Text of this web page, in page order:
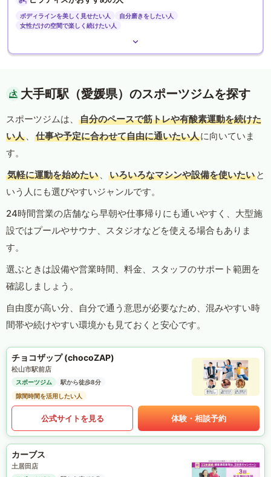
ボディラインを美しく見せたい人
自分磨きをしたい人
女性だけの空間で楽しく続けたい人
大手町駅（愛媛県）のスポーツジムを探す
スポーツジムは、
自分のペースで筋トレや有酸素運動を続けた
い人 、 仕事や予定に合わせて自由に通いたい人に向いていま
す。
気軽に運動を始めたい 、 いろいろなマシンや設備を使いたい と
いう人にも選びやすいジャンルです。
24時間営業の店舗なら早朝や仕事帰りにも通いやすく、大型施
設ではプールやサウナ、スタジオなどを使える場合もありま
す。
選ぶときは設備や営業時間、料金、スタッフのサポート範囲を
確認しましょう。
自由度が高い分、自分で通う意思が必要なため、混みやすい時
間帯や続けやすい環境かも見ておくと安心です。
チョコザップ (chocoZAP)
松山市駅前店
スポーツジム
駅から徒歩8分
隙間時間を活用したい人
公式サイトを見る 体験・相談予約
カーブス
土居田店